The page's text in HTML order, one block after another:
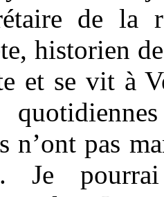
de la
historien
et se vit à
n’ont pas
Je